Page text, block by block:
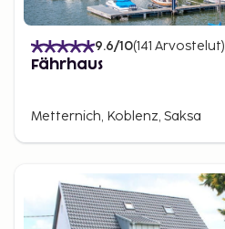
9.6/10(141 Arvostelut)
Fährhaus
Metternich, Koblenz, Saksa